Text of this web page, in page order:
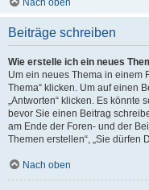
Nach oben
Beiträge schreiben
Wie erstelle ich ein neues
Um ein neues Thema in einem
Thema“ klicken. Um auf einen
„Antworten“ klicken. Es könnte
bevor Sie einen Beitrag
am Ende der Foren- und der
Themen erstellen“, „Sie dürfen
Nach oben